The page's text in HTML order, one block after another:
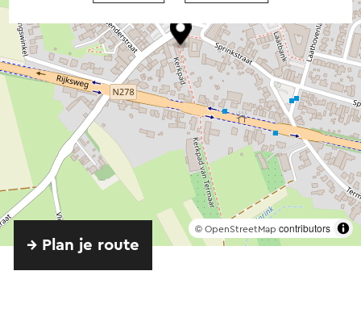
© OpenStreetMap contributors
→ Plan je route